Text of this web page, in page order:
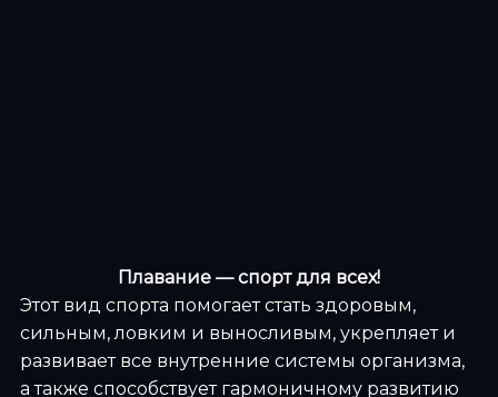
Плавание —спорт для всех!
Этот вид спорта помогает стать здоровым,
сильным, ловким и выносливым, укрепляет и
развивает все внутренние системы организма,
а также способствует гармоничному развитию